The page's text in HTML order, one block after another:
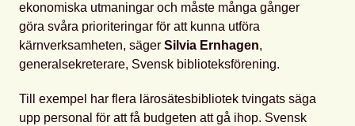
ekonomiska utmaningar och måste många gånger
göra svåra prioriteringar för att kunna utföra
kärnverksamheten, säger Silvia Ernhagen,
generalsekreterare, Svensk biblioteksförening. ​
Till exempel har flera lärosätesbibliotek tvingats säga
upp personal för att få budgeten att gå ihop. Svensk